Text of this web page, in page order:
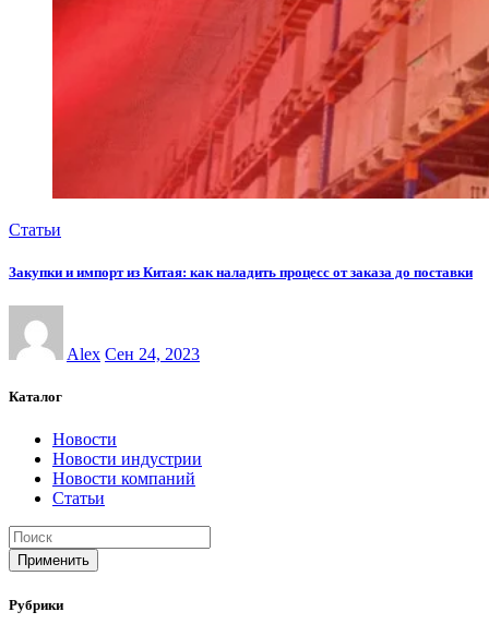
Статьи
Закупки и импорт из Китая: как наладить процесс от заказа до поставки
Alex Сен 24, 2023
Каталог
Новости
Новости индустрии
Новости компаний
Статьи
Применить
Рубрики